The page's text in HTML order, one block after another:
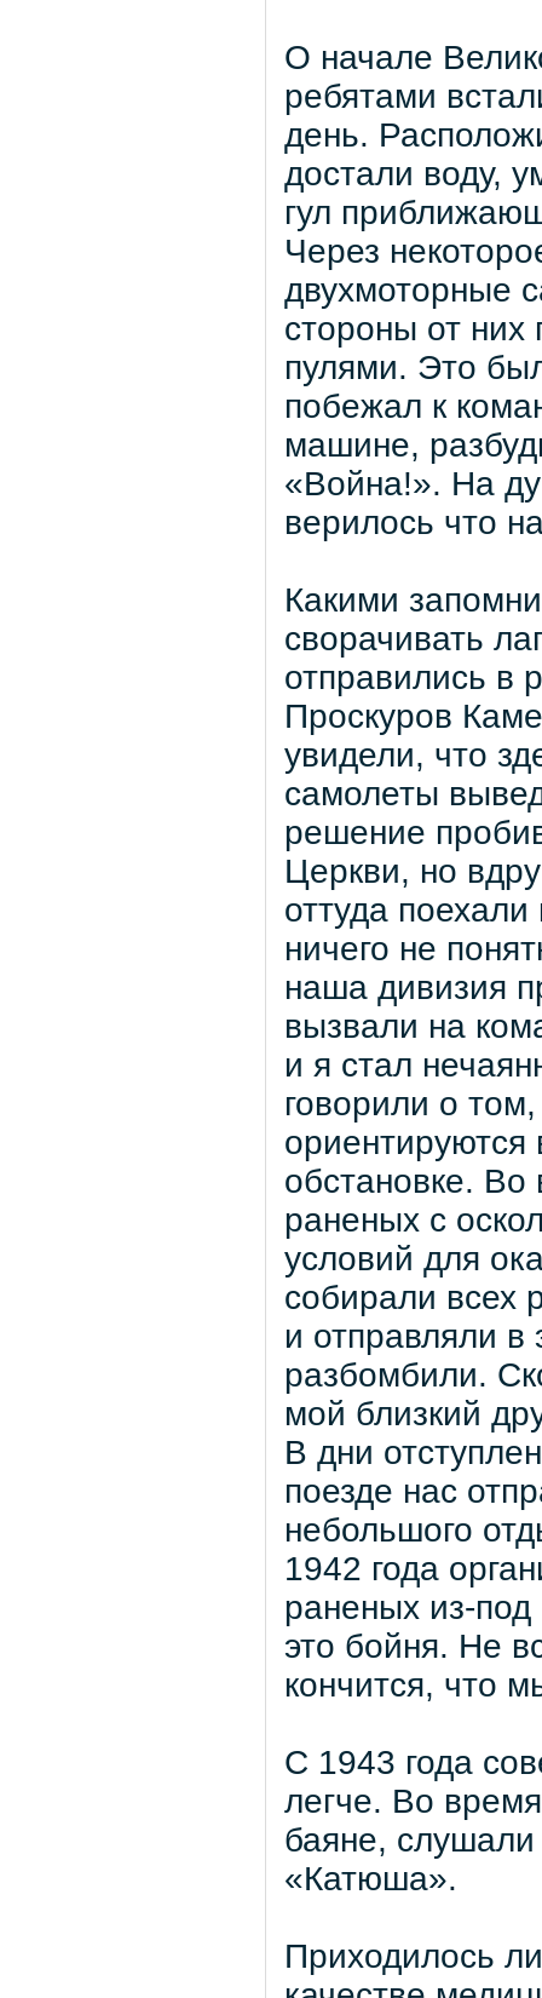
О начале
ребятами
день.
достали воду,
гул
Через
двухмоторные
стороны от
пулями. Это
побежал к
машине,
«Война!». На
верилось что
Какими
сворачивать
отправились в
Проскуров
увидели, что
самолеты
решение
Церкви, но
оттуда
ничего не
наша дивизия
вызвали на
и я стал
говорили о
обстановке. Во
раненых с
условий для
собирали всех
и отправляли в
разбомбили.
мой близкий
В дни
поезде нас
небольшого
1942 года
раненых из-
это бойня. Не
кончится, что
С 1943 года
легче. Во
баяне,
«Катюша».
Приходилось